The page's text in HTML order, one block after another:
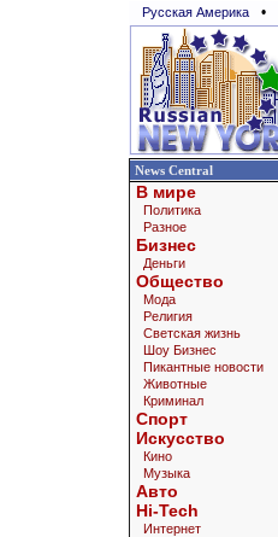
Русская Америка •
News Central
В мире
Политика
Разное
Бизнес
Деньги
Общество
Мода
Религия
Светская жизнь
Шоу Бизнес
Пикантные новости
Животные
Криминал
Спорт
Искусство
Кино
Музыка
Авто
Hi-Tech
Интернет